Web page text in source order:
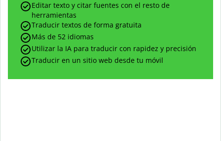
Editar texto y citar fuentes con el resto de
herramientas
Traducir textos de forma gratuita
Más de 52 idiomas
Utilizar la IA para traducir con rapidez y precisión
Traducir en un sitio web desde tu móvil